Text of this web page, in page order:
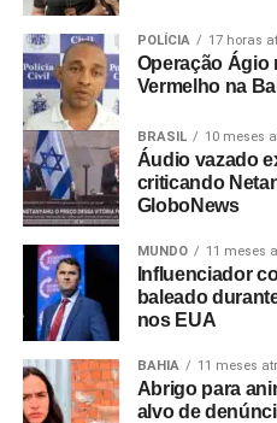
POLÍCIA 17 horas
Operação Ágio
Vermelho na
BRASIL 10 meses
Áudio vazado
criticando
GloboNews
MUNDO 11 meses
Influenciador
baleado
nos EUA
BAHIA 11 meses
Abrigo para
alvo de